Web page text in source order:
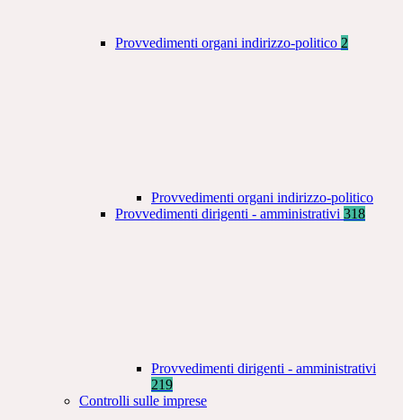
Provvedimenti organi indirizzo-politico 2
Provvedimenti organi indirizzo-politico
Provvedimenti dirigenti - amministrativi 318
Provvedimenti dirigenti - amministrativi
219
Controlli sulle imprese